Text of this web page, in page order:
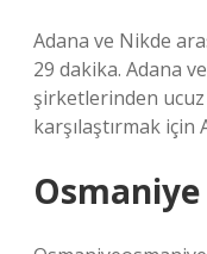
Adana ve Nikde
29 dakika. Adana
şirketlerinden
karşılaştırmak için
Osmaniye